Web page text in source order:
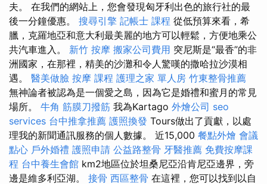
夫。 在我們的網站上，您會發現匈牙利出色的旅行社的最
後一分鐘優惠。 搜尋引擎 記帳士 課程 從低預算來看，希
臘，克羅地亞和意大利最美麗的地方可以輕鬆，方便地乘公
共汽車進入。 新竹 按摩 搬家公司費用 突尼斯是“最香”的非
洲國家，在那裡，精美的沙灘和令人驚嘆的撒哈拉沙漠相
遇。 醫美做臉 按摩 課程 護理之家 單人房 竹東整骨推薦
無神論者被認為是一個愛之島，因為它是婚禮和蜜月的常見
場所。 牛角 筋膜刀撥筋 我為Kartago 外燴公司 seo
services 台中推拿推薦 護照換發 Tours做出了貢獻，以處
理我的新聞通訊服務的個人數據。 近15,000 餐點外燴 會議
點心 戶外婚禮 護照申請 公益路整骨 牙醫推薦 免費按摩課
程 台中養生會館 km2地區位於坦桑尼亞沿肯尼亞邊界，旁
邊是維多利亞湖。 接骨 西區整骨 在這裡，您可以找到以自